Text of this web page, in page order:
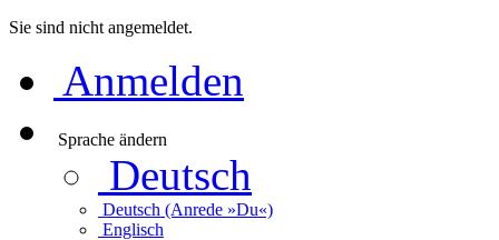
Sie sind nicht angemeldet.
Anmelden
Sprache ändern
Deutsch
Deutsch (Anrede »Du«)
Englisch